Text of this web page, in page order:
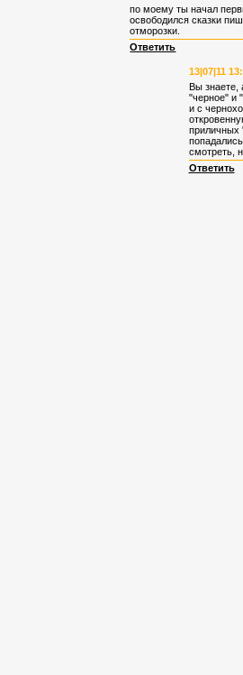
по моему ты начал
освободился сказки
отморозки.
Ответить
13|07|11
Вы знаете,
"черное" и
и с
приличных
смотреть,
Ответить